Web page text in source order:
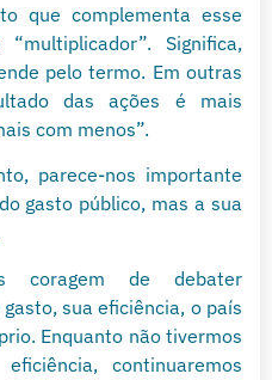
que complementa esse
Significa,
pelo termo. Em outras
das ações é mais
com menos”.
parece-nos importante
gasto público, mas a sua
coragem de debater
sua eficiência, o país
Enquanto não tivermos
continuaremos